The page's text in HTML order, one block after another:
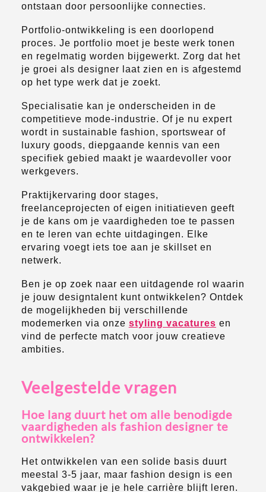
ontstaan door persoonlijke connecties.
Portfolio-ontwikkeling is een doorlopend
proces. Je portfolio moet je beste werk tonen
en regelmatig worden bijgewerkt. Zorg dat het
je groei als designer laat zien en is afgestemd
op het type werk dat je zoekt.
Specialisatie kan je onderscheiden in de
competitieve mode-industrie. Of je nu expert
wordt in sustainable fashion, sportswear of
luxury goods, diepgaande kennis van een
specifiek gebied maakt je waardevoller voor
werkgevers.
Praktijkervaring door stages,
freelanceprojecten of eigen initiatieven geeft
je de kans om je vaardigheden toe te passen
en te leren van echte uitdagingen. Elke
ervaring voegt iets toe aan je skillset en
netwerk.
Ben je op zoek naar een uitdagende rol waarin
je jouw designtalent kunt ontwikkelen? Ontdek
de mogelijkheden bij verschillende
modemerken via onze styling vacatures en
vind de perfecte match voor jouw creatieve
ambities.
Veelgestelde vragen
Hoe lang duurt het om alle benodigde
vaardigheden als fashion designer te
ontwikkelen?
Het ontwikkelen van een solide basis duurt
meestal 3-5 jaar, maar fashion design is een
vakgebied waar je je hele carrière blijft leren.